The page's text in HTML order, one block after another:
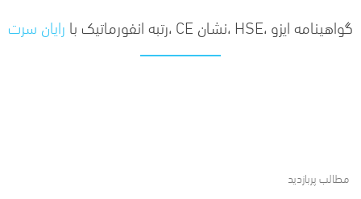
گواهینامه ایزو ،HSE ،نشان CE ،رتبه انفورماتیک با رایان سرت
مطالب پربازدید